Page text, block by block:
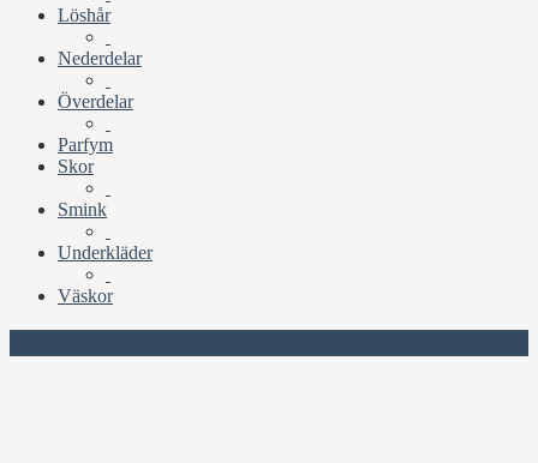
Löshår
Nederdelar
Överdelar
Parfym
Skor
Smink
Underkläder
Väskor